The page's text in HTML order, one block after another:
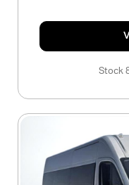
Stock